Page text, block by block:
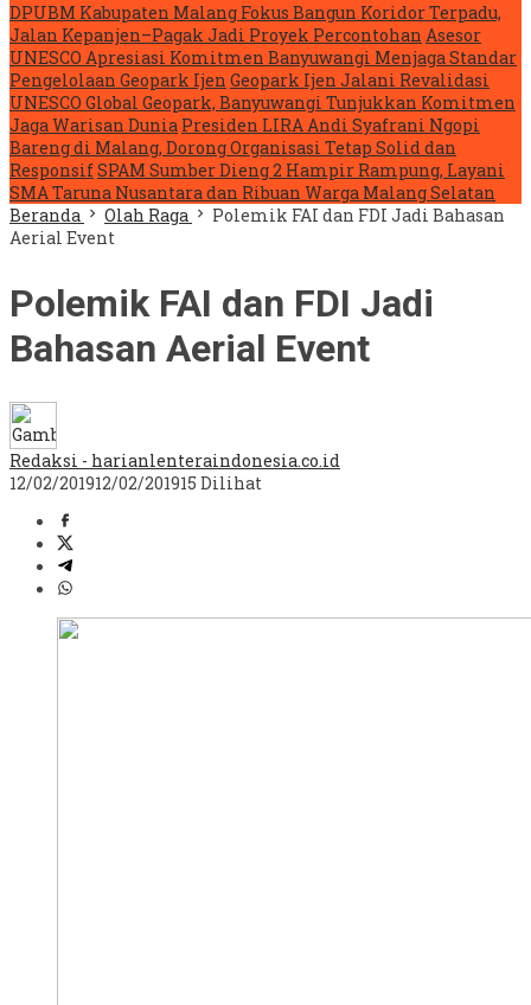
DPUBM Kabupaten Malang Fokus Bangun Koridor Terpadu,
Jalan Kepanjen–Pagak Jadi Proyek Percontohan Asesor
UNESCO Apresiasi Komitmen Banyuwangi Menjaga Standar
Pengelolaan Geopark Ijen Geopark Ijen Jalani Revalidasi
UNESCO Global Geopark, Banyuwangi Tunjukkan Komitmen
Jaga Warisan Dunia Presiden LIRA Andi Syafrani Ngopi
Bareng di Malang, Dorong Organisasi Tetap Solid dan
ResponsifSPAM Sumber Dieng 2 Hampir Rampung, Layani
SMA Taruna Nusantara dan Ribuan Warga Malang Selatan
Beranda
Olah Raga
Polemik FAI dan FDI Jadi Bahasan
Aerial Event
Polemik FAI dan FDI Jadi
Bahasan Aerial Event
Redaksi - harianlenteraindonesia.co.id
12/02/201912/02/201915 Dilihat